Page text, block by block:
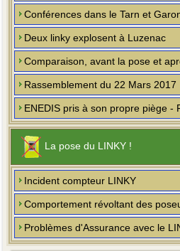
Conférences dans le Tarn et
Deux linky explosent à Luzenac
Comparaison, avant la pose et
Rassemblement du 22 Mars 2017
ENEDIS pris à son propre piège -
La pose du LINKY !
Incident compteur LINKY
Comportement révoltant des
Problèmes d'Assurance avec le